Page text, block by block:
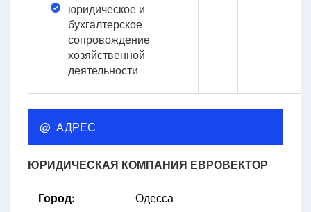
юридическое и
бухгалтерское
сопровождение
хозяйственной
деятельности
@ АДРЕС
ЮРИДИЧЕСКАЯ КОМПАНИЯ ЕВРОВЕКТОР
Город:
Одесса